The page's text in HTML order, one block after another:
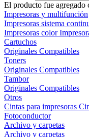
El producto fue agregado
Impresoras y multifunción
Impresoras sistema
Impresoras color
Cartuchos
Originales Compatibles
Toners
Originales Compatibles
Tambor
Originales Compatibles
Otros
Cintas para impresoras
Fotoconductor
Archivo y carpetas
Archivo y carpetas